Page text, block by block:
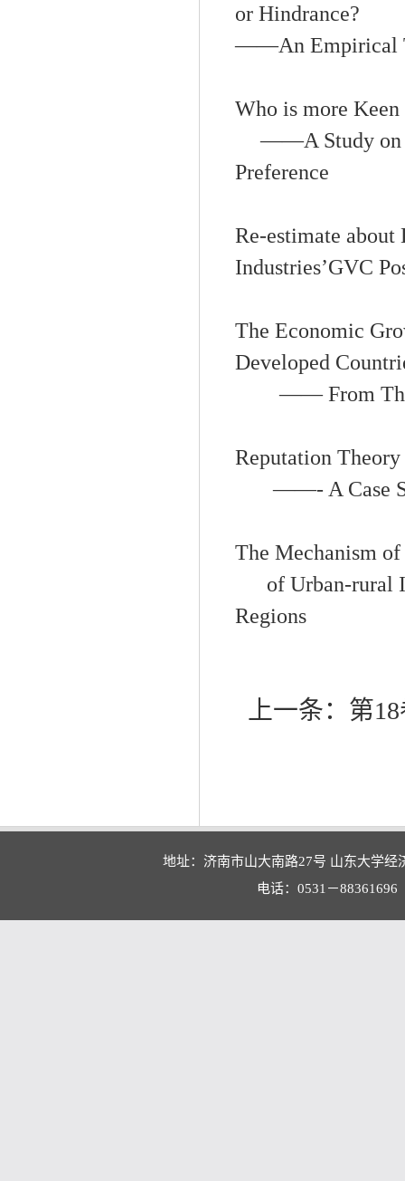
or Hindrance?
——An Empirical
Who is more
——A Study
Preference
Re-estimate about
Industries’GVC
The Economic
Developed
——From
Reputation Theory
——- A Case
The Mechanism
of Urban-rural
Regions
上一条： 第
地址：济南市山大南路27号 山东大学
电话：0531－